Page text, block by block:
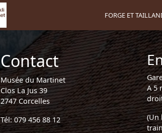
FORGE ET
Contact
Musée du Martinet
Clos La Jus 39
2747 Corcelles
Tél: 079 456 88 12
A 5
(Un